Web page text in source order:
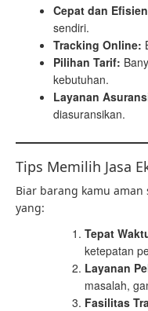
Cepat dan
sendiri.
Tracking Online:
Pilihan Tarif:
kebutuhan.
Layanan
diasuransikan.
Tips Memilih Jasa
Biar barang kamu
yang:
Tepat
ketepatan
Layanan
masalah,
Fasilitas